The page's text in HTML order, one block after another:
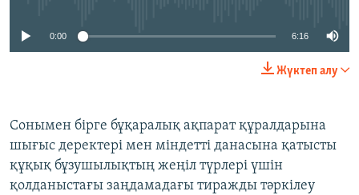
0:00 6:16
Жүктеп алу
Сонымен бірге бұқаралық ақпарат құралдарына
шығыс деректері мен міндетті данасына қатысты
құқық бұзушылықтың жеңіл түрлері үшін
қолданыстағы заңдамадағы тиражды тәркілеу